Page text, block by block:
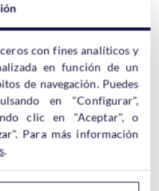
y Ventajas
posts desde
con fines analíticos y
en función de un
de navegación. Puedes
en "Configurar",
clic en "Aceptar", o
Para más información
.